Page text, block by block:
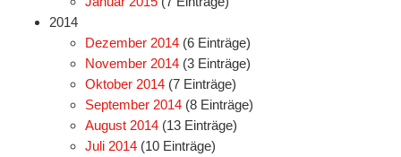
2014
Dezember 2014 (6 Einträge)
November 2014 (3 Einträge)
Oktober 2014 (7 Einträge)
September 2014 (8 Einträge)
August 2014 (13 Einträge)
Juli 2014 (10 Einträge)